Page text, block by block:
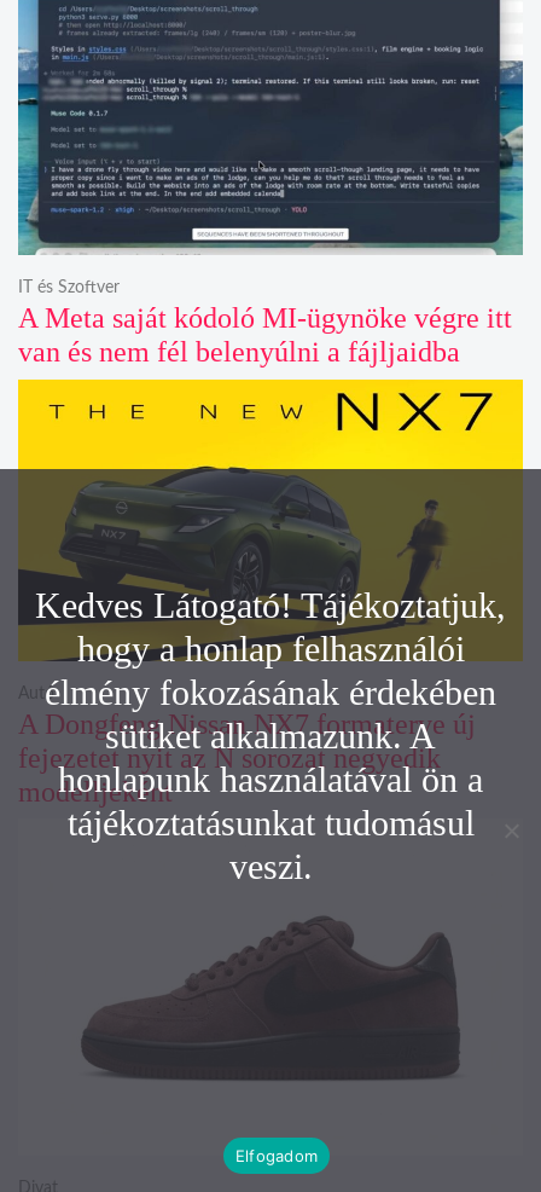
A Meta saját kódoló MI-ügynöke végre itt
van és nem fél belenyúlni a fájljaidba
IT és Szoftver
A Dongfeng Nissan NX7 formaterve új
fejezetet nyit az N sorozat negyedik
modelljeként
Autó
Divat
Kedves Látogató! Tájékoztatjuk,
hogy a honlap felhasználói
élmény fokozásának érdekében
sütiket alkalmazunk. A
honlapunk használatával ön a
tájékoztatásunkat tudomásul
veszi.
Elfogadom